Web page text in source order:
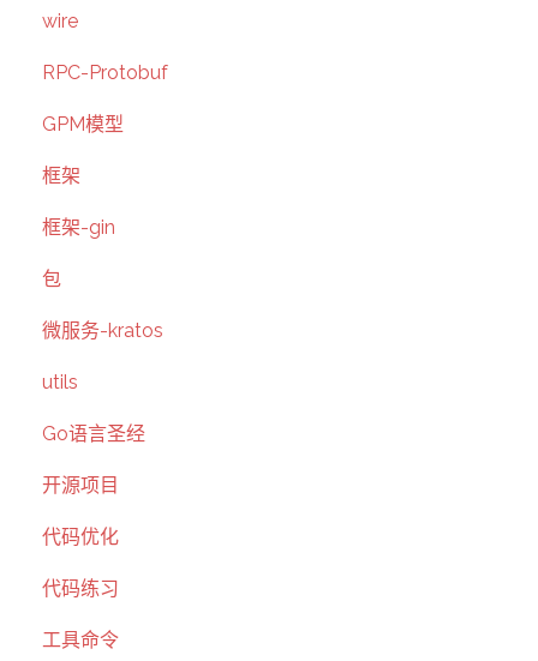
wire
RPC-Protobuf
GPM模型
框架
框架-gin
包
微服务-kratos
utils
Go语言圣经
开源项目
代码优化
代码练习
工具命令